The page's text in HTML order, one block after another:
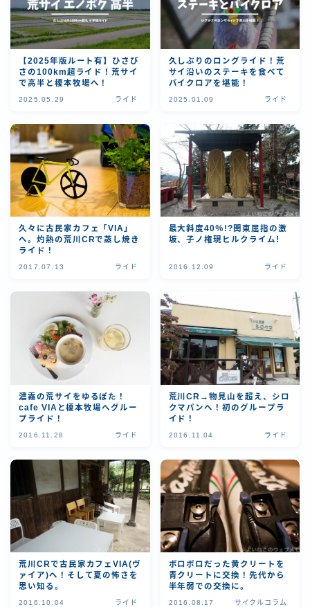
【2025年版ルート有】ひさび
さの100km超ライド！荒サイ
で高半と榎本牧場へ！
2025.05.29 ライド
久しぶりのロングライド！荒
サイ沿いのステーキを食べて
バイクロアを堪能！
2025.01.09 ライド
久々に古民家カフェ「VIA」
へ。灼熱の荒川CRで蒸し焼き
ライド！
2017.07.13 ライド
最大斜度40％!?関東屈指の激
坂、子ノ権現ヒルクライム!
2016.12.09 ライド
濃霧の荒サイをゆるぽた！
cafe VIAと榎本牧場へグルー
プライド！
2016.11.28 ライド
荒川CR→物見山を超え、シロ
クマパンへ！初のグループラ
イド！
2016.11.04 ライド
荒川CRで古民家カフェVIA(ヴ
ァイア)へ！そして夏の怖さを
思い知る。
2016.10.04 ライド
ボロボロだった黄クリートを
青クリートに交換！先代から
半年弱での交換に。
2016.08.17 サイクルコラム